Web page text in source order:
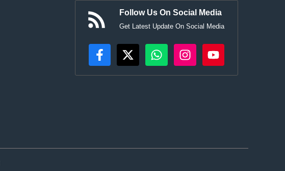
Follow Us On Social Media
Get Latest Update On Social Media